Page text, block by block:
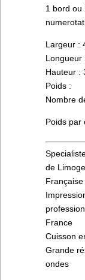
1 bord ou
Largeur :
Longueur
Hauteur :
Poids :
Nombre
Poids par
de
Française
France
Cuisson
Grande
ondes